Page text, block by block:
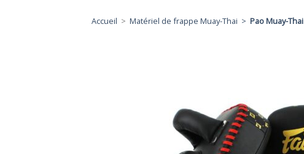
Accueil >Matériel de frappe Muay-Thai >Pao Muay-Thai